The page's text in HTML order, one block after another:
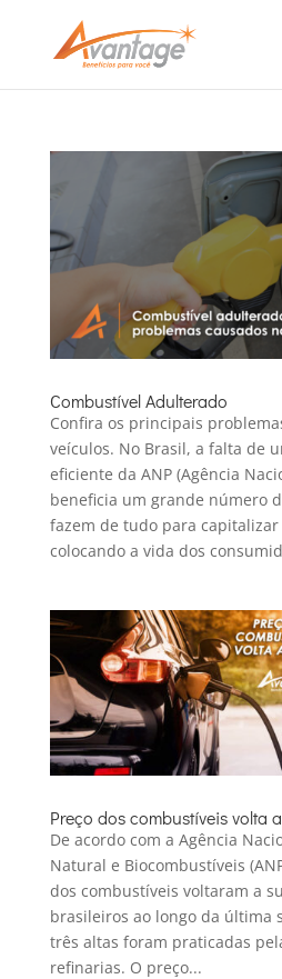
Combustível Adulterado
Confira os principais
veículos. No Brasil, a falta de
eficiente da ANP (Agência
beneficia um grande número
fazem de tudo para capitalizar
colocando a vida dos
Preço dos combustíveis volta
De acordo com a Agência
Natural e Biocombustíveis
dos combustíveis voltaram a
brasileiros ao longo da última
três altas foram praticadas
refinarias. O preço...